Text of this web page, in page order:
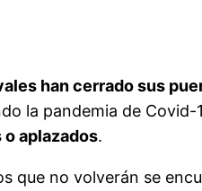
han cerrado sus
la pandemia de
aplazados.
que no volverán se